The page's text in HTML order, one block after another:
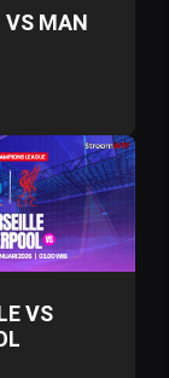
VS MAN
VS